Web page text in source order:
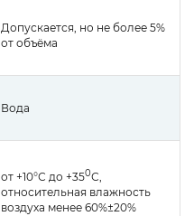
Допускается, но не более 5%
от объёма
Вода
от +10°С до +350С,
относительная влажность
воздуха менее 60%±20%